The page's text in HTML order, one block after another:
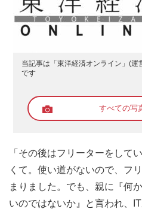
当記事は「東洋経済オンライン」(
です
すべての写
「その後はフリーターをして
くて。使い道がないので、フ
まりました。でも、親に『何
いのではないか』と言われ、